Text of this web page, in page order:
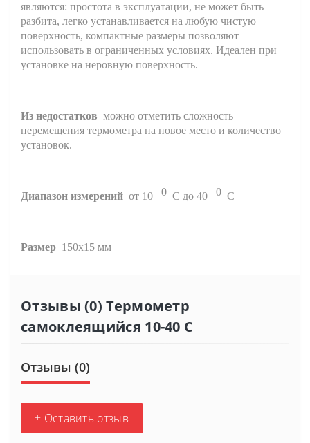
являются: простота в эксплуатации, не может быть
разбита, легко устанавливается на любую чистую
поверхность, компактные размеры позволяют
использовать в ограниченных условиях. Идеален при
установке на неровную поверхность.
Из недостатков можно отметить сложность
перемещения термометра на новое место и количество
установок.
Диапазон измерений от 10 0 С до 40 0 ​​С
Размер 150х15 мм
Отзывы (0) Термометр
самоклеящийся 10-40 С
Отзывы (0)
+ Оставить отзыв